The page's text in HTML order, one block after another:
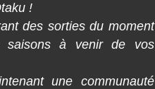
!
des sorties du moment
saisons à venir de vos
une communauté